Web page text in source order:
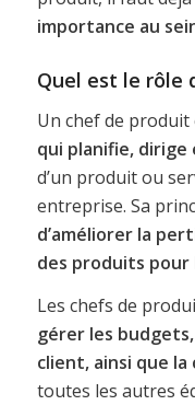
importance au
Quel est le rôle
Un chef de
qui planifie,
d’un produit ou
entreprise. Sa
d’améliorer la
des produits pour
Les chefs de
gérer les
client, ainsi que
toutes les autres